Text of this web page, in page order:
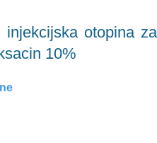
otopina za
10%